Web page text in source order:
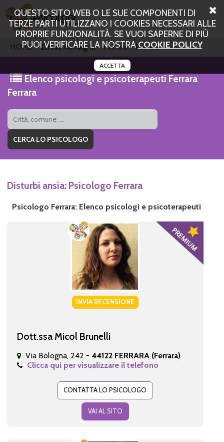
QUESTO SITO WEB O LE SUE COMPONENTI DI
TERZE PARTI UTILIZZANO I COOKIES NECESSARI ALLE
PROPRIE FUNZIONALITÀ. SE VUOI SAPERNE DI PIÙ
PUOI VERIFICARE LA NOSTRACOOKIE POLICY
ACCETTA
HOME Emilia Romagna Ferrara Ferrara
Elenco psicologi e psicoterapeuti Ferrara
Ferrara
Disturbi ansia: Psicologo Ferrara
Psicologo Ferrara: Elenco psicologi e psicoterapeuti
INVIA RECENSIONE
Dott.ssa Micol Brunelli
Via Bologna, 242 - 44122 FERRARA (Ferrara)
Clicca qui per visualizzare il telefono
CONTATTA LO PSICOLOGO
VAI AL SITO